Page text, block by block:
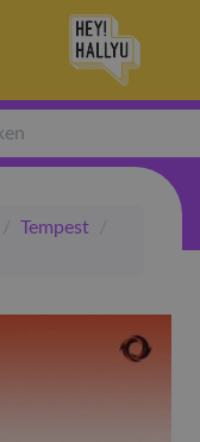
/ Tempest
/